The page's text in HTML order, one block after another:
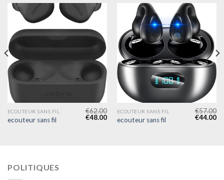
ECOUTEUR SANS FIL
ecouteur sans fil
€62.00
€48.00
ECOUTEUR SANS FIL
ecouteur sans fil
€57.00
€44.00
POLITIQUES